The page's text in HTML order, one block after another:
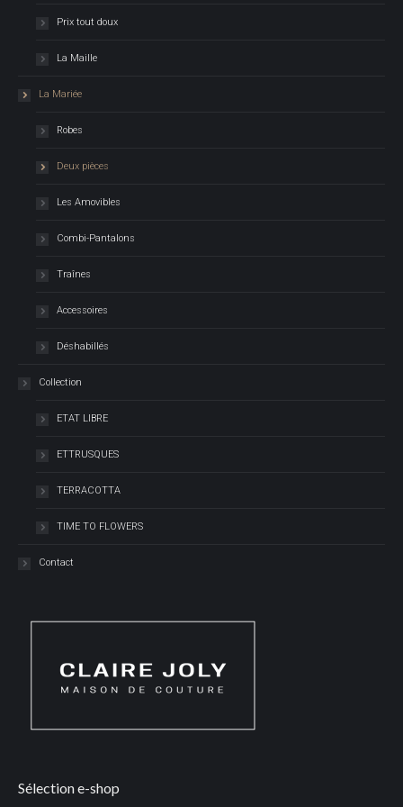
Prix tout doux
La Maille
La Mariée
Robes
Deux pièces
Les Amovibles
Combi-Pantalons
Traînes
Accessoires
Déshabillés
Collection
ETAT LIBRE
ETTRUSQUES
TERRACOTTA
TIME TO FLOWERS
Contact
Sélection e-shop